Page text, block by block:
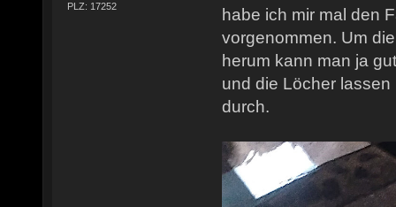
PLZ: 17252
habe ich mir mal den
vorgenommen. Um
herum kann man ja
und die Löcher
durch.